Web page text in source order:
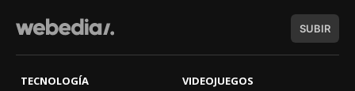
SUBIR
TECNOLOGÍA
VIDEOJUEGOS